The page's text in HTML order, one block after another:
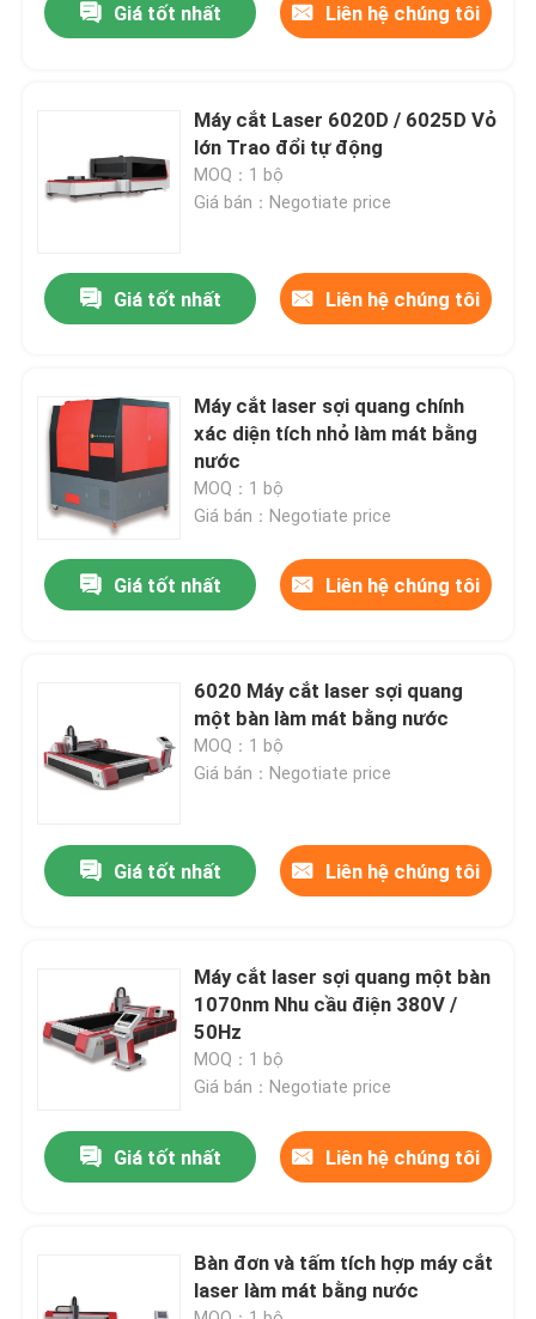
Giá tốt nhất Liên hệ chúng tôi
Máy cắt Laser 6020D / 6025D Vỏ
lớn Trao đổi tự động
MOQ：1 bộ
Giá bán：Negotiate price
Giá tốt nhất Liên hệ chúng tôi
Máy cắt laser sợi quang chính
xác diện tích nhỏ làm mát bằng
nước
MOQ：1 bộ
Giá bán：Negotiate price
Giá tốt nhất Liên hệ chúng tôi
6020 Máy cắt laser sợi quang
một bàn làm mát bằng nước
MOQ：1 bộ
Giá bán：Negotiate price
Giá tốt nhất Liên hệ chúng tôi
Máy cắt laser sợi quang một bàn
1070nm Nhu cầu điện 380V /
50Hz
MOQ：1 bộ
Giá bán：Negotiate price
Giá tốt nhất Liên hệ chúng tôi
Bàn đơn và tấm tích hợp máy cắt
laser làm mát bằng nước